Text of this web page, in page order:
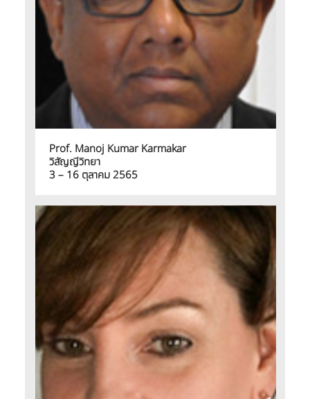
Prof. Manoj Kumar Karmakar
วิสัญญีวิทยา
3 – 16 ตุลาคม 2565